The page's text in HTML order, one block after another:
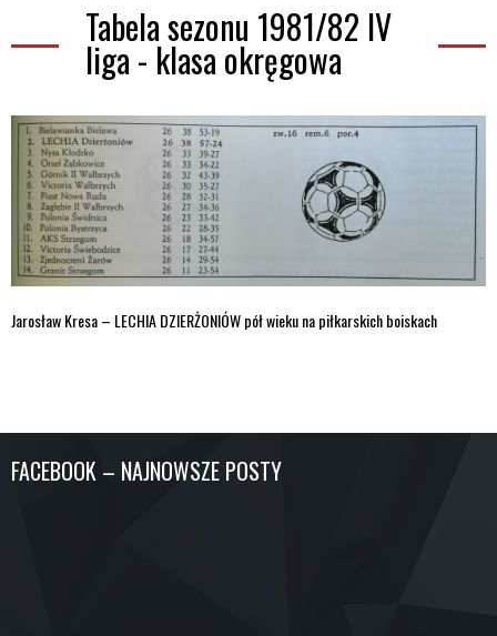
Tabela sezonu 1981/82 IV
liga - klasa okręgowa
Jarosław Kresa – LECHIA DZIERŻONIÓW pół wieku na piłkarskich boiskach
FACEBOOK – NAJNOWSZE POSTY